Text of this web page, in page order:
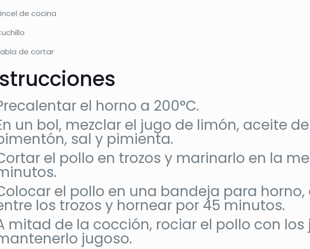
de cocina
de cortar
el horno a 200°C.
un bol, mezclar el jugo de limón, aceite
sal y pimienta.
el pollo en trozos y marinarlo en la
el pollo en una bandeja para
los trozos y hornear por 45 minutos.
mitad de la cocción, rociar el pollo con
jugoso.